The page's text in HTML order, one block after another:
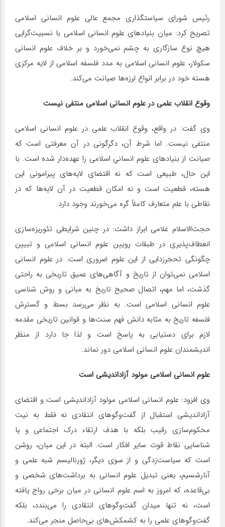
رئیس شورای سیاستگذاری مجمع عالی علوم انسانی اسلامی
تصریح کرد: میان بنیادهای علوم انسانی اسلامی با نسبیت‌گرایی
هیچ نوع سازگاری به چشم نمی‌خورد و بر خلاف علوم انسانی
سکولار، علوم انسانی اسلامی به مدد فلسفه اسلامی از لایه مرکزی
هسته خود در برابر انواع لرزه‌ها صیانت می‌کند.
وقوع انقلاب علمی در علوم انسانی اسلامی منتفی نیست
وی گفت: در واقع، وقوع انقلاب علمی در علوم انسانی اسلامی
منتفی نیست. اما شرط آن، دگرگونی در آن معرفتی است که
صیانت از بنیادهای علوم انسانیِ اسلامی را عهده‌دار شده است. با
این حال، طبیعی است که نه اقتضای لایه‌های پیرامونی این
هسته، قطعیت است و نه امکان قطعیت در آن لایه‌ها که در
نقاطی با علم متعارف کاملاً گره می‌خورند وجود دارد.
حجت‌الاسلام غلامی ابراز داشت: در چنین شرایطی تئوریزه‌سازی
انعطاف‌پذیری در طبقات رویین علوم انسانی اسلامی و تبیین
چگونگی تحجرزدایی از این علوم ضروری است. در علوم انسانی
اسلامی نمی‌توان از تاریخ و آگاهی‌های عمیق تاریخی به راحتی
گذشت، اما مهم، اتصال صحیح تاریخ به مبانی و روش شناسی
علوم انسانی اسلامی است. به نظر می‌رسد بسط و گسترش
فلسفه تاریخ به مثابه دانش فهم سنت‌ها و قوانین تاریخی مقدمه
لازم برای دستیابی به پاسخ است و لذا جا دارد از منظر
اندیشمندان علوم انسانی اسلامی دور نماند.
علوم انسانی اسلامی مولود آزاداندیشی است
وی افزود: علوم انسانی اسلامی مولود آزاداندیشی است و اقتضای
آزاداندیشی استقبال از گفت‌وگوهای انتقادی نه فقط به نیت
محکوم‌سازی رقیب بلکه با هدف ارتقاء درک اجتماعی و یا
شناسایی نقاط قوت سایر افکار است. البته در این میان، روشن
است که سیاست‌زدگی و از سوی دیگر، ژورنالیسم شبه علمی و
آنارشسیم، یعنی تبدیل علوم انسانی به برداشت‌های شخصی و
بی‌قاعده، که امروز به اسم علوم انسانی در میان برخی رواج یافته
است، نه تنها میدان گفت‌وگوهای انتقادی را می‌بندد، بلکه
گفت‌وگوهای علمی را به کشمکش‌های بی‌حاصل منجر می‌کند.